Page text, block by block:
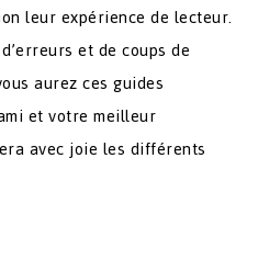
leur expérience de lecteur.
et de coups de
aurez ces guides
et votre meilleur
avec joie les différents